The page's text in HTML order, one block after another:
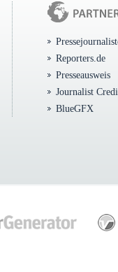
Reporters.de
Presseausweis
Journalist
BlueGFX